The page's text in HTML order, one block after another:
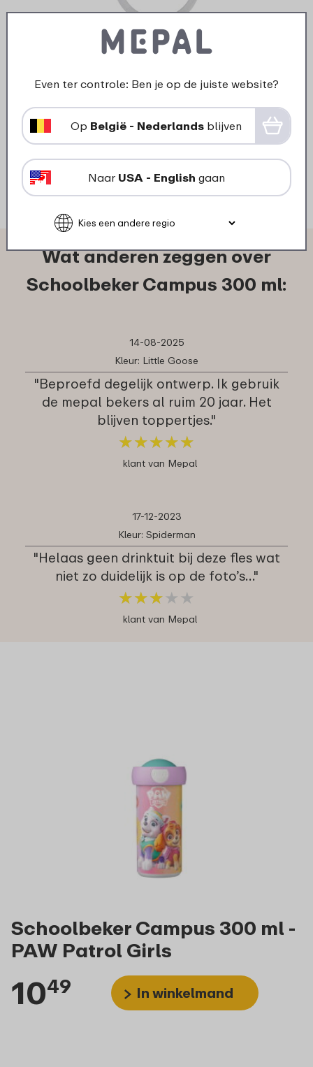
Campus - helder
169
Wat anderen zeggen over
Schoolbeker Campus 300 ml:
14-08-2025
Kleur: Little Goose
"Beproefd degelijk ontwerp. Ik gebruik
de mepal bekers al ruim 20 jaar. Het
blijven toppertjes."
★★★★★
★★★★★
klant van Mepal
17-12-2023
Kleur: Spiderman
"Helaas geen drinktuit bij deze fles wat
niet zo duidelijk is op de foto’s…"
★★★ ★ ★
★★★ ★ ★
klant van Mepal
Schoolbeker Campus 300 ml -
PAW Patrol Girls
1049 In winkelmand
Even ter controle: Ben je op de juiste website?
Op België - Nederlands blijven
Naar USA - English gaan